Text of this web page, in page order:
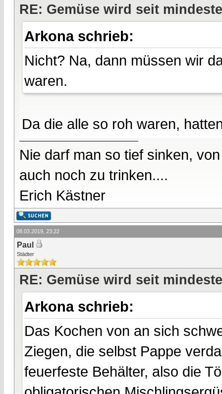
RE: Gemüse wird seit
Arkona schrieb:
Nicht? Na, dann müssen wir
waren.
Da die alle so roh waren,
Nie darf man so tief sinken,
auch noch zu trinken....
Erich Kästner
08.03.2019, 23:22
Paul
Städter
RE: Gemüse wird seit
Arkona schrieb:
Das Kochen von an sich
Ziegen, die selbst Pappe
feuerfeste Behälter, also die